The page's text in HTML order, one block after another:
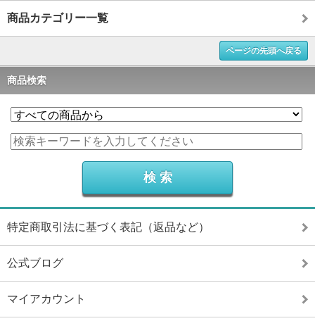
商品カテゴリー一覧
ページの先頭へ戻る
商品検索
特定商取引法に基づく表記（返品など）
公式ブログ
マイアカウント